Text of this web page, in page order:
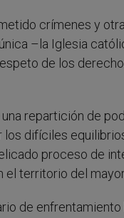
crímenes y
–la Iglesia
de los
repartición de
difíciles
proceso de
territorio del
de